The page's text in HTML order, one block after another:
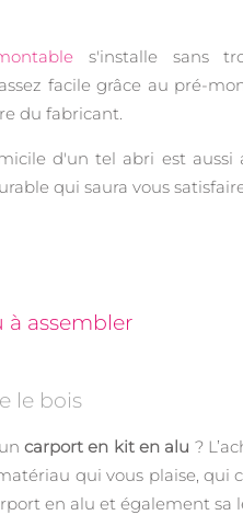
s'installe sans
facile grâce au pré-
du fabricant.
d'un tel abri est aussi
qui saura vous
à assembler
le bois
carport en kit en alu ?
qui vous plaise, qui
en alu et également sa